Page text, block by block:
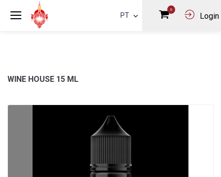
PT
0
Login
WINE HOUSE 15 ML